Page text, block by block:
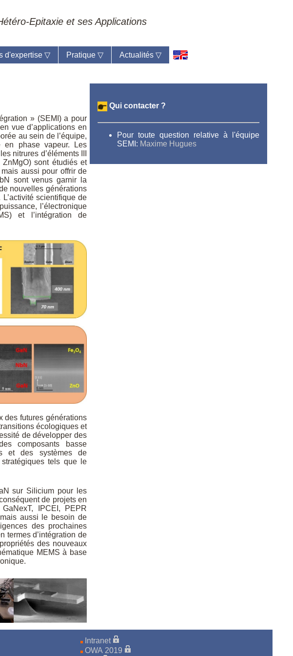
Epitaxie et ses Applications
d'expertise▽ Pratique▽ Actualités▽
» (SEMI) a pour
vue d’applications en
au sein de l’équipe,
en phase vapeur. Les
nitrures d’éléments III
sont étudiés et
aussi pour offrir de
sont venus garnir la
nouvelles générations
scientifique de
l’électronique
et l’intégration de
des futures générations
écologiques et
de développer des
composants basse
et des systèmes de
tels que le
sur Silicium pour les
de projets en
IPCEI, PEPR
aussi le besoin de
des prochaines
termes d’intégration de
des nouveaux
MEMS à base
Qui contacter ?
Pour toute question relative à l'équipe
SEMI: Maxime Hugues
Intranet
OWA 2019